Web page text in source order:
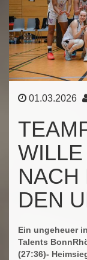
01.03.2026
NACH
DEN
Ein ungeheuer
Talents
(27:36)-